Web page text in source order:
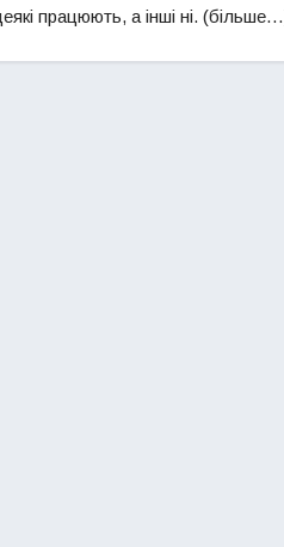
працюють, а інші ні.